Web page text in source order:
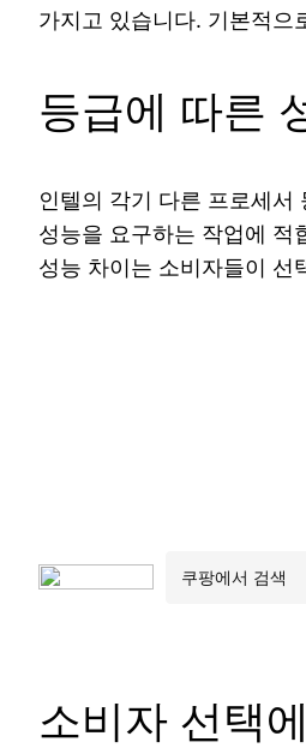
가지고 있습니다. 기본적으
등급에 따른
인텔의 각기 다른 프로세서
성능을 요구하는 작업에 적
성능 차이는 소비자들이 선
소비자 선택